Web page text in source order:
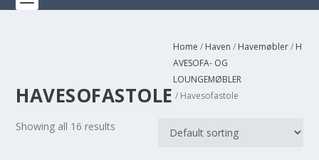
HAVESOFASTOLE
Home / Haven / Havemøbler/ H
AVESOFA- OG
LOUNGEMØBLER
/ Havesofastole
Showing all 16 results